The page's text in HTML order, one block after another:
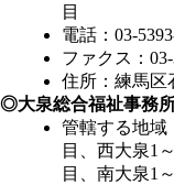
目
電話：03-
ファクス：
住所：練馬
◎大泉総合福祉事務
管轄する地域
目、西大泉1
目、南大泉1